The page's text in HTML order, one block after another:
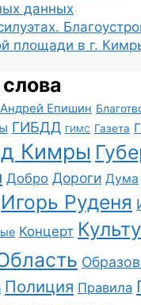
данных
площади в г.
Андрей Епишин
ГИБДД ГИМС Газета
Кимры
Добро Дороги Дума
Игорь Руденя
Концерт
Полиция Правила